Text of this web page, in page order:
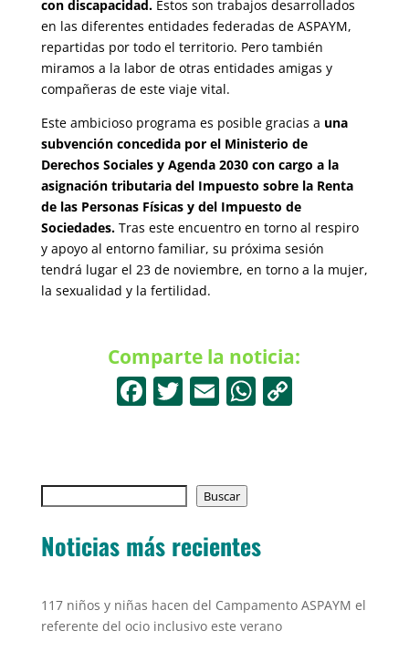
con discapacidad.Estos son trabajos desarrollados
en las diferentes entidades federadas de ASPAYM,
repartidas por todo el territorio. Pero también
miramos a la labor de otras entidades amigas y
compañeras de este viaje vital.
Este ambicioso programa es posible gracias a una
subvención concedida por el Ministerio de
Derechos Sociales y Agenda 2030 con cargo a la
asignación tributaria del Impuesto sobre la Renta
de las Personas Físicas y del Impuesto de
Sociedades.Tras este encuentro en torno al respiro
y apoyo al entorno familiar, su próxima sesión
tendrá lugar el 23 de noviembre, en torno a la mujer,
la sexualidad y la fertilidad.
Comparte la noticia:
F
e
b
o
o
k
T
er
E
l
W
p
p
Buscar
Noticias más recientes
117 niños y niñas hacen del Campamento ASPAYM el
referente del ocio inclusivo este verano